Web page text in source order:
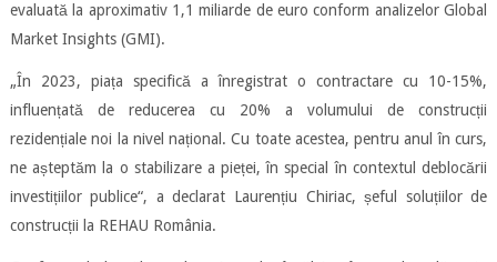
evaluată la aproximativ 1,1 miliarde de euro conform analizelor Global
Market Insights (GMI).
„În 2023, piața specifică a înregistrat o contractare cu 10-15%,
influențată de reducerea cu 20% a volumului de construcții
rezidențiale noi la nivel național. Cu toate acestea, pentru anul în curs,
ne așteptăm la o stabilizare a pieței, în special în contextul deblocării
investițiilor publice“, a declarat Laurențiu Chiriac, șeful soluțiilor de
construcții la REHAU România.